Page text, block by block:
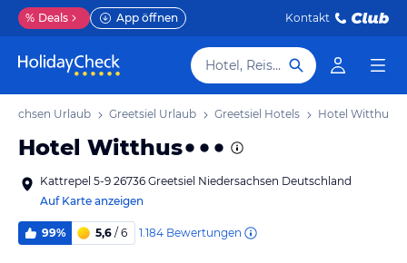
% Deals App öffnen Kontakt
Hotel, Reiseziel
Urlaub Greetsiel Urlaub Greetsiel Hotels Hotel Witthus
Hotel Witthus
Kattrepel 5-9 26736 Greetsiel Niedersachsen Deutschland
Auf Karte anzeigen
99% 5,6 / 6 1.184 Bewertungen